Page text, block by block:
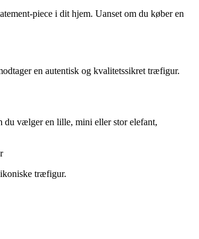
piece i dit hjem. Uanset om du køber en
en autentisk og kvalitetssikret træfigur.
du vælger en lille, mini eller stor elefant,
træfigur.